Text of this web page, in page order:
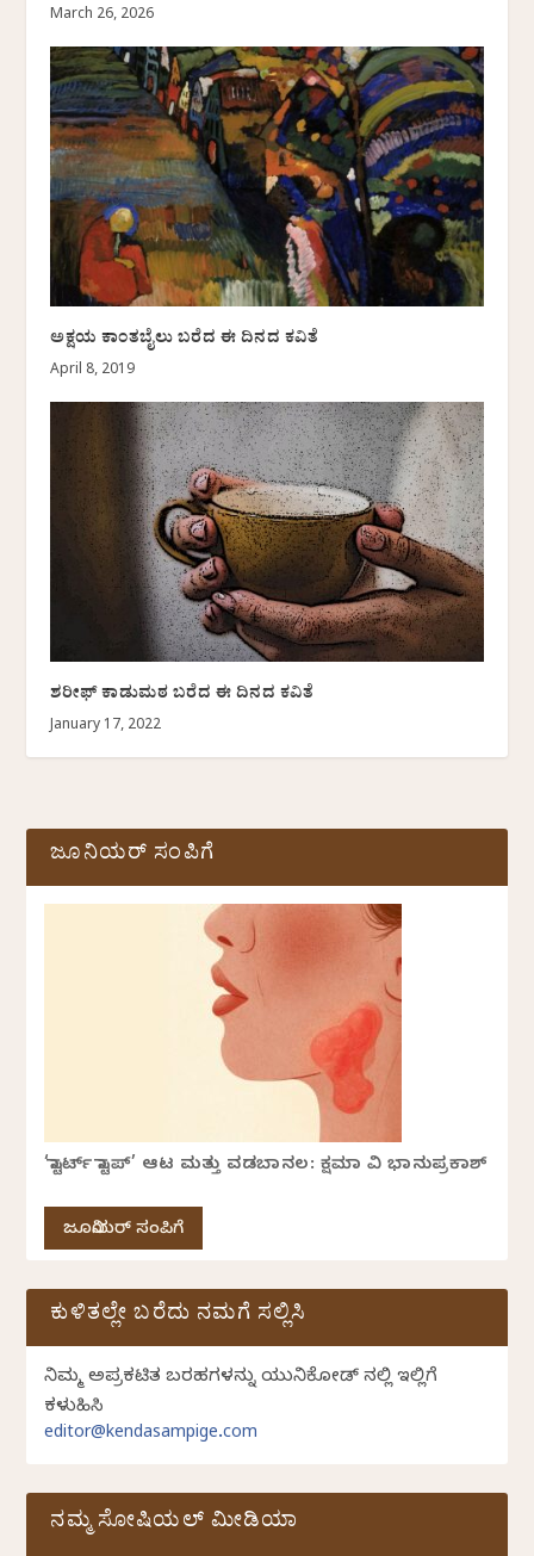
March 26, 2026
ಅಕ್ಷಯ ಕಾಂತಬೈಲು ಬರೆದ ಈ ದಿನದ ಕವಿತೆ
April 8, 2019
ಶರೀಫ್ ಕಾಡುಮಠ ಬರೆದ ಈ ದಿನದ ಕವಿತೆ
January 17, 2022
ಜೂನಿಯರ್ ಸಂಪಿಗೆ
‘ಸ್ಟಾರ್ಟ್ ಸ್ಟಾಪ್’ ಆಟ ಮತ್ತು ವಡಬಾನಲ: ಕ್ಷಮಾ ವಿ ಭಾನುಪ್ರಕಾಶ್
ಜೂನಿಯರ್ ಸಂಪಿಗೆ
ಕುಳಿತಲ್ಲೇ ಬರೆದು ನಮಗೆ ಸಲ್ಲಿಸಿ
ನಿಮ್ಮ ಅಪ್ರಕಟಿತ ಬರಹಗಳನ್ನು ಯುನಿಕೋಡ್ ನಲ್ಲಿ ಇಲ್ಲಿಗೆ
ಕಳುಹಿಸಿ
editor@kendasampige.com
ನಮ್ಮ ಸೋಷಿಯಲ್‌ ಮೀಡಿಯಾ